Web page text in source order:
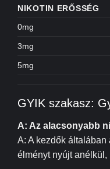
NIKOTIN ERŐSSÉG
0mg
3mg
5mg
GYIK szakasz:
A: Az alacsonyabb
A: A kezdők
élményt nyújt anélkül,